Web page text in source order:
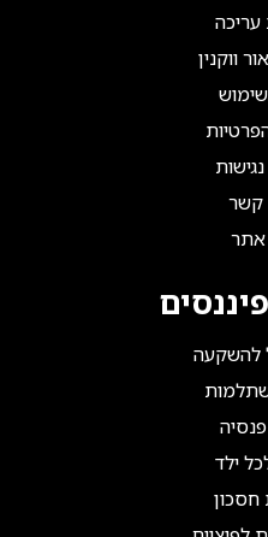
עריכה
ווקנין
קשר
להשקעה
ילד
חסכון